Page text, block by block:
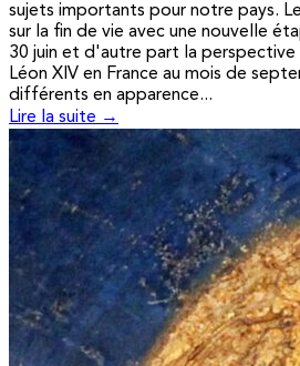
sujets importants pour notre pays.
sur la fin de vie avec une nouvelle
30 juin et d'autre part la perspective
Léon XIV en France au mois de
différents en apparence...
Lire la suite →